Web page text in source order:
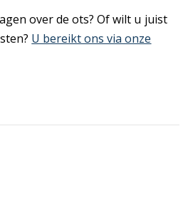
over de ots? Of wilt u juist
U bereikt ons via onze